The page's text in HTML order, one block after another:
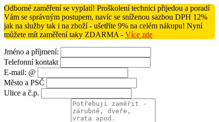
Odborné zaměření se vyplatí! Proškolení technici přijedou a poradí
Vám se správným postupem, navíc se sníženou sazbou DPH 12%
jak na služby tak i na zboží - ušetříte 9% na celém nákupu! Nyní
můžete mít zaměření taky ZDARMA - Více zde
Jméno a příjmení:
Telefonní kontakt
E-mail: @
Město a PSČ
Ulice a č.p.